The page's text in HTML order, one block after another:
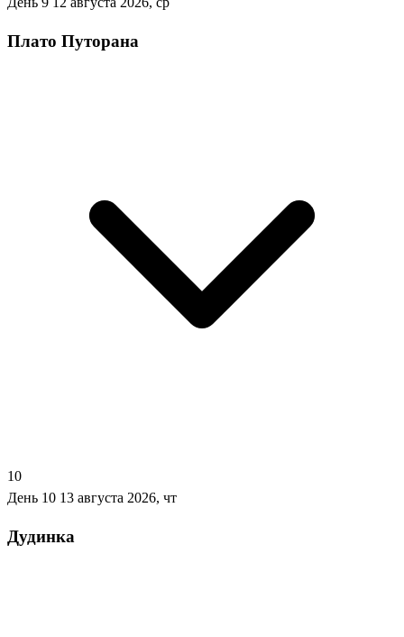
Плато Путорана
10
День 10 13 августа 2026, чт
Дудинка